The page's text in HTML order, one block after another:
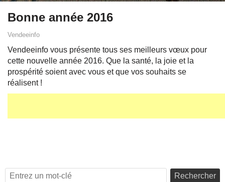
Bonne année 2016
Vendeeinfo
Vendeeinfo vous présente tous ses meilleurs vœux pour
cette nouvelle année 2016. Que la santé, la joie et la
prospérité soient avec vous et que vos souhaits se
réalisent !
Rechercher